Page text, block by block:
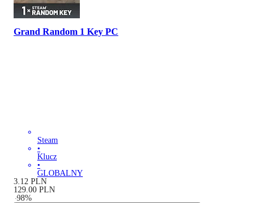
Grand Random 1 Key PC
Steam
•
Klucz
•
GLOBALNY
3.12 PLN
129.00 PLN
-98%